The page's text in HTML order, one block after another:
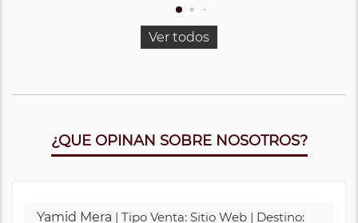
Ver todos
¿QUE OPINAN SOBRE NOSOTROS?
Yamid Mera | Tipo Venta: Sitio Web | Destino: